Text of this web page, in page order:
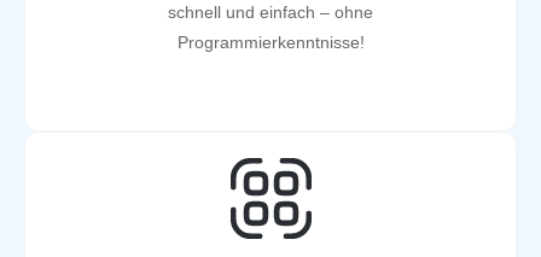
schnell und einfach – ohne
Programmierkenntnisse!